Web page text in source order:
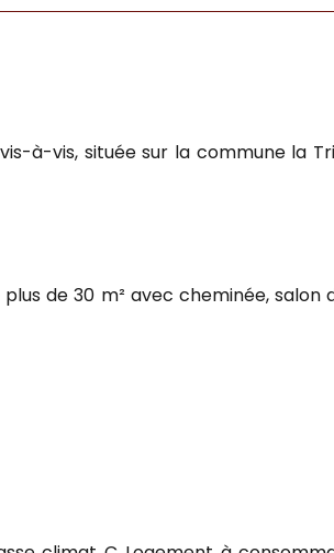
à-vis, située sur la commune la
de 30 m² avec cheminée, salon